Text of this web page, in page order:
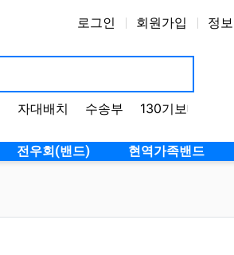
로그인 회원가입 정
자대배치 수송부 130기보대
전우회(밴드) 현역가족밴드